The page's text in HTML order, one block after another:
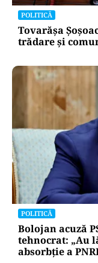
POLITICĂ
Tovarășa
trădare și
POLITICĂ
Bolojan acuză
tehnocrat: „Au
absorbţie a